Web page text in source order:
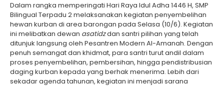
Dalam rangka memperingati Hari Raya Idul Adha 1446 H, SMP
Bilingual Terpadu 2 melaksanakan kegiatan penyembelihan
hewan kurban di area barongan pada Selasa (10/6). Kegiatan
ini melibatkan dewan asatidzdan santri pilihan yang telah
ditunjuk langsung oleh Pesantren Modern Al-Amanah. Dengan
penuh semangat dan khidmat, para santri turut andil dalam
proses penyembelihan, pembersihan, hingga pendistribusian
daging kurban kepada yang berhak menerima. Lebih dari
sekadar agenda tahunan, kegiatan ini menjadi sarana